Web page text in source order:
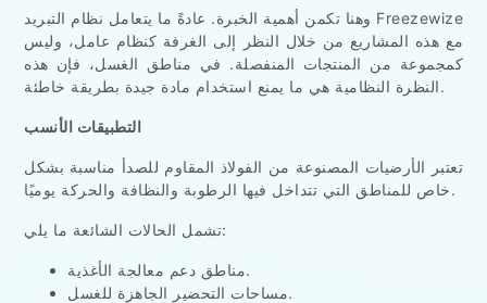
وهنا تكمن أهمية الخبرة. عادةً ما يتعامل نظام التبريد Freezewize
مع هذه المشاريع من خلال النظر إلى الغرفة كنظام عامل، وليس
كمجموعة من المنتجات المنفصلة. في مناطق الغسل، فإن هذه
النظرة النظامية هي ما يمنع استخدام مادة جيدة بطريقة خاطئة.
التطبيقات الأنسب
تعتبر الأرضيات المصنوعة من الفولاذ المقاوم للصدأ مناسبة بشكل
خاص للمناطق التي تتداخل فيها الرطوبة والنظافة والحركة يوميًا.
تشمل الحالات الشائعة ما يلي:
مناطق دعم معالجة الأغذية.
مساحات التحضير الجاهزة للغسل.